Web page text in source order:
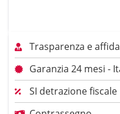
Trasparenza e
Garanzia 24 mesi -
SI detrazione fiscale